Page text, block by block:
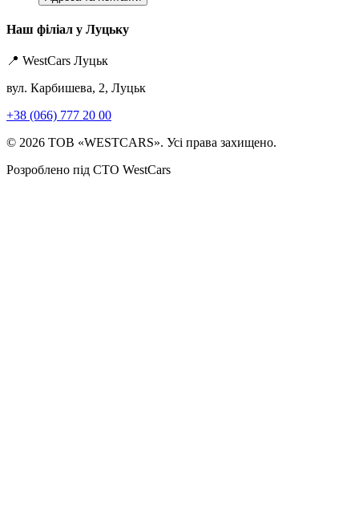
Наш філіал у Луцьку
📍 WestCars Луцьк
вул. Карбишева, 2, Луцьк
+38 (066) 777 20 00
© 2026 ТОВ «WESTCARS». Усі права захищено.
Розроблено під СТО WestCars